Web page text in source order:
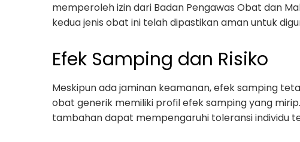
memperoleh izin dari Badan Pengawas Obat dan
kedua jenis obat ini telah dipastikan aman untuk
Efek Samping dan Risiko
Meskipun ada jaminan keamanan, efek samping
obat generik memiliki profil efek samping yang
tambahan dapat mempengaruhi toleransi individu